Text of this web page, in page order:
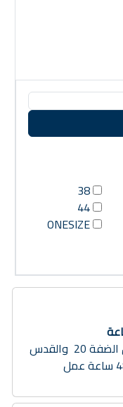
38
44
ONESIZE
خدمة التوصيل متوفرة لجميع مناطق الضفة 20 والقدس